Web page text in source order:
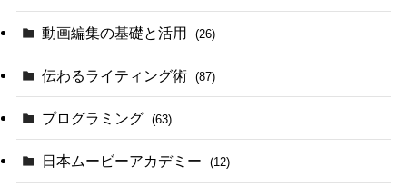
動画編集の基礎と活用 (26)
伝わるライティング術 (87)
プログラミング (63)
日本ムービーアカデミー (12)